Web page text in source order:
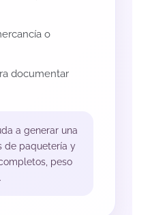
o
documentar
a generar una
de paquetería y
peso